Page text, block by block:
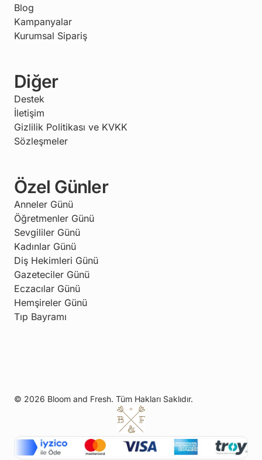
Blog
Kampanyalar
Kurumsal Sipariş
Diğer
Destek
İletişim
Gizlilik Politikası ve KVKK
Sözleşmeler
Özel Günler
Anneler Günü
Öğretmenler Günü
Sevgililer Günü
Kadınlar Günü
Diş Hekimleri Günü
Gazeteciler Günü
Eczacılar Günü
Hemşireler Günü
Tıp Bayramı
© 2026 Bloom and Fresh. Tüm Hakları Saklıdır.